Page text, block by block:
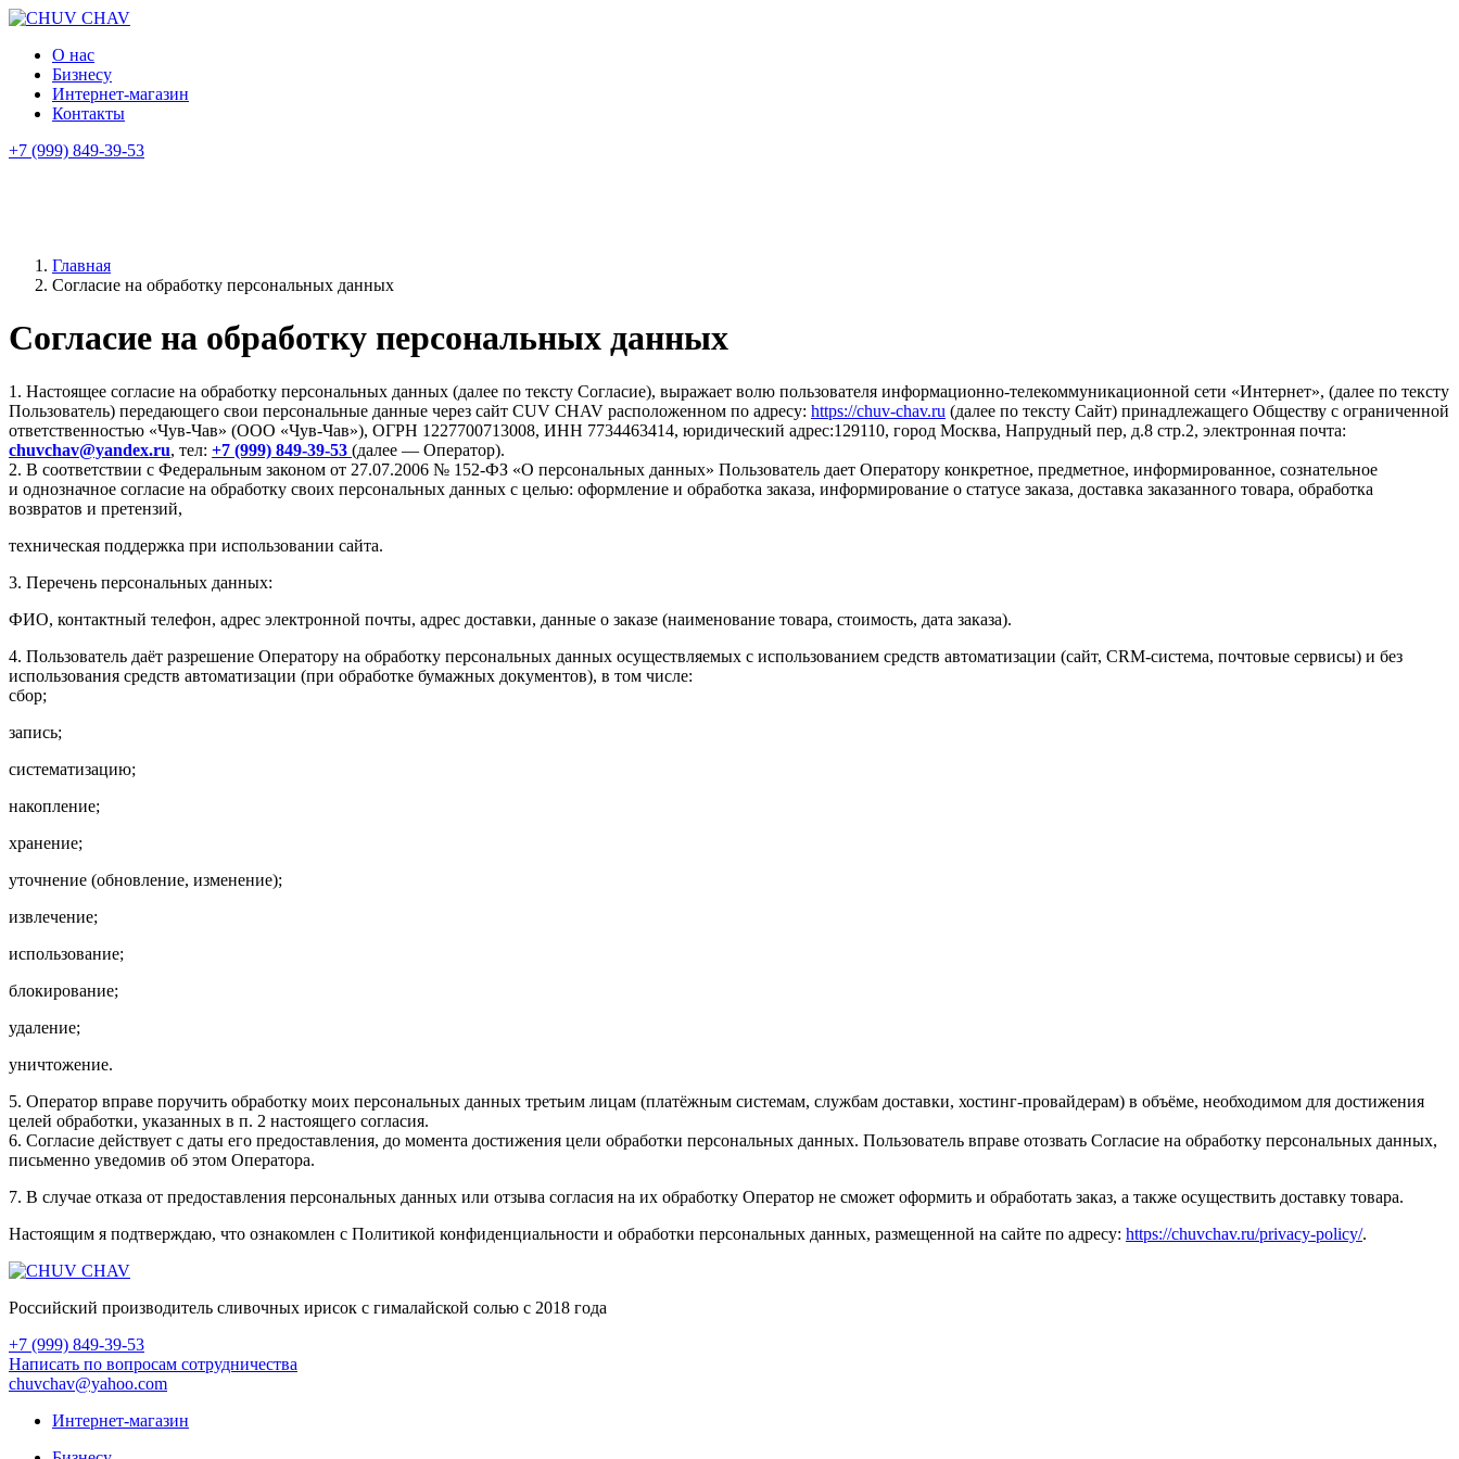
О нас
Бизнесу
Интернет-магазин
Контакты
+7 (999) 849-39-53
Главная
Согласие на обработку персональных данных
Согласие на обработку персональных данных
1. Настоящее согласие на обработку персональных данных (далее по тексту Согласие), выражает волю пользователя информационно-телекоммуникационной сети «Интернет», (далее по тексту
Пользователь) передающего свои персональные данные через сайт CUV CHAV расположенном по адресу: https://chuv-chav.ru (далее по тексту Сайт) принадлежащего Обществу с ограниченной
ответственностью «Чув-Чав» (ООО «Чув-Чав»), ОГРН 1227700713008, ИНН 7734463414, юридический адрес:129110, город Москва, Напрудный пер, д.8 стр.2, электронная почта:
chuvchav@yandex.ru, тел: +7 (999) 849-39-53 (далее — Оператор).
2. В соответствии с Федеральным законом от 27.07.2006 № 152-ФЗ «О персональных данных» Пользователь дает Оператору конкретное, предметное, информированное, сознательное
и однозначное согласие на обработку своих персональных данных с целью: оформление и обработка заказа, информирование о статусе заказа, доставка заказанного товара, обработка
возвратов и претензий,
техническая поддержка при использовании сайта.
3. Перечень персональных данных:
ФИО, контактный телефон, адрес электронной почты, адрес доставки, данные о заказе (наименование товара, стоимость, дата заказа).
4. Пользователь даёт разрешение Оператору на обработку персональных данных осуществляемых с использованием средств автоматизации (сайт, CRM-система, почтовые сервисы) и без
использования средств автоматизации (при обработке бумажных документов), в том числе:
сбор;
запись;
систематизацию;
накопление;
хранение;
уточнение (обновление, изменение);
извлечение;
использование;
блокирование;
удаление;
уничтожение.
5. Оператор вправе поручить обработку моих персональных данных третьим лицам (платёжным системам, службам доставки, хостинг-провайдерам) в объёме, необходимом для достижения
целей обработки, указанных в п. 2 настоящего согласия.
6. Согласие действует с даты его предоставления, до момента достижения цели обработки персональных данных. Пользователь вправе отозвать Согласие на обработку персональных данных,
письменно уведомив об этом Оператора.
7. В случае отказа от предоставления персональных данных или отзыва согласия на их обработку Оператор не сможет оформить и обработать заказ, а также осуществить доставку товара.
Настоящим я подтверждаю, что ознакомлен с Политикой конфиденциальности и обработки персональных данных, размещенной на сайте по адресу: https://chuvchav.ru/privacy-policy/.
Российский производитель сливочных ирисок с гималайской солью с 2018 года
+7 (999) 849-39-53
Написать по вопросам сотрудничества
chuvchav@yahoo.com
Интернет-магазин